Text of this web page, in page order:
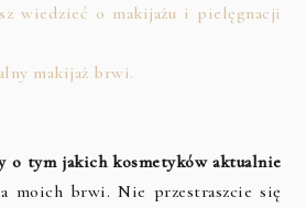
wiedzieć o makijażu i pielęgnacji
makijaż brwi.
o tym jakich kosmetyków aktualnie
moich brwi. Nie przestraszcie się